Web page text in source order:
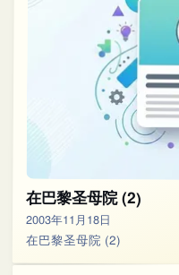
在巴黎圣母院 (2)
2003年11月18日
在巴黎圣母院 (2)